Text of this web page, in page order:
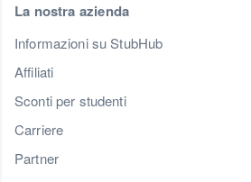
La nostra azienda
Informazioni su StubHub
Affiliati
Sconti per studenti
Carriere
Partner